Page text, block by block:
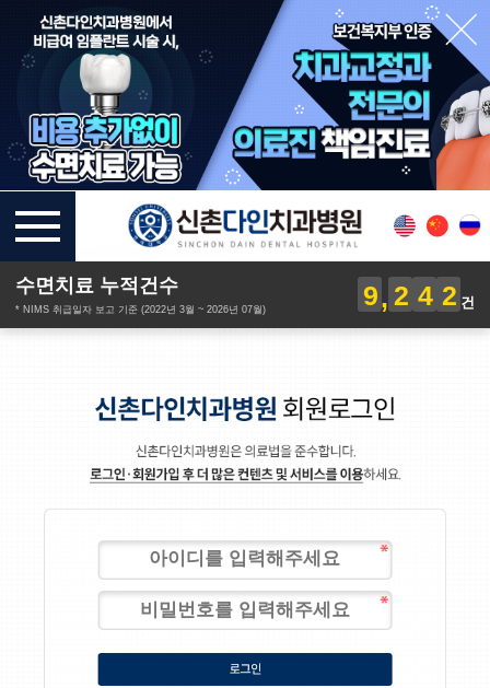
수면치료 누적건수
* NIMS 취급일자 보고 기준 (2022년 3월 ~ 2026년 07월) 9 2 4 2 건